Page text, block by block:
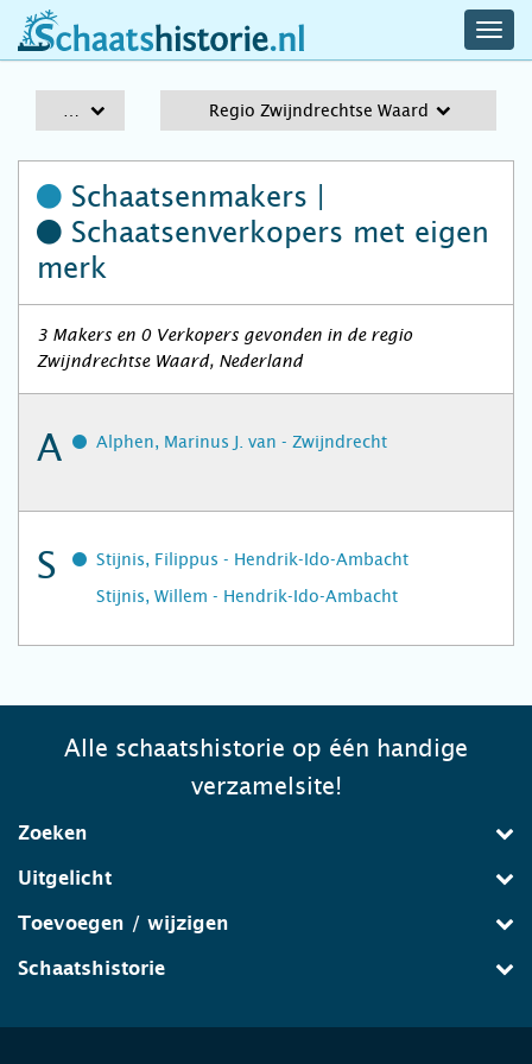
schaatshistorie.nl
Regio Zwijndrechtse Waard
Schaatsenmakers |
Schaatsenverkopers met eigen
merk
3 Makers en 0 Verkopers gevonden in de regio
Zwijndrechtse Waard, Nederland
A Alphen, Marinus J. van - Zwijndrecht
S
Stijnis, Filippus - Hendrik-Ido-Ambacht
Stijnis, Willem - Hendrik-Ido-Ambacht
Alle schaatshistorie op één handige
verzamelsite!
Zoeken
Uitgelicht
Toevoegen / wijzigen
Schaatshistorie